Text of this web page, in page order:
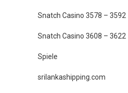
Snatch Casino 3578 – 3592
Snatch Casino 3608 – 3622
Spiele
srilankashipping.com